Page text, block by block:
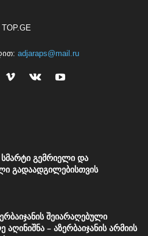
adjaraps@mail.ru
გემრიელი და
გადაადგილებისთვის
შეიარაღებული
– აზერბაიჯანის არმიის